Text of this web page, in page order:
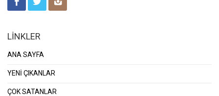
LİNKLER
ANA SAYFA
YENİ ÇIKANLAR
ÇOK SATANLAR